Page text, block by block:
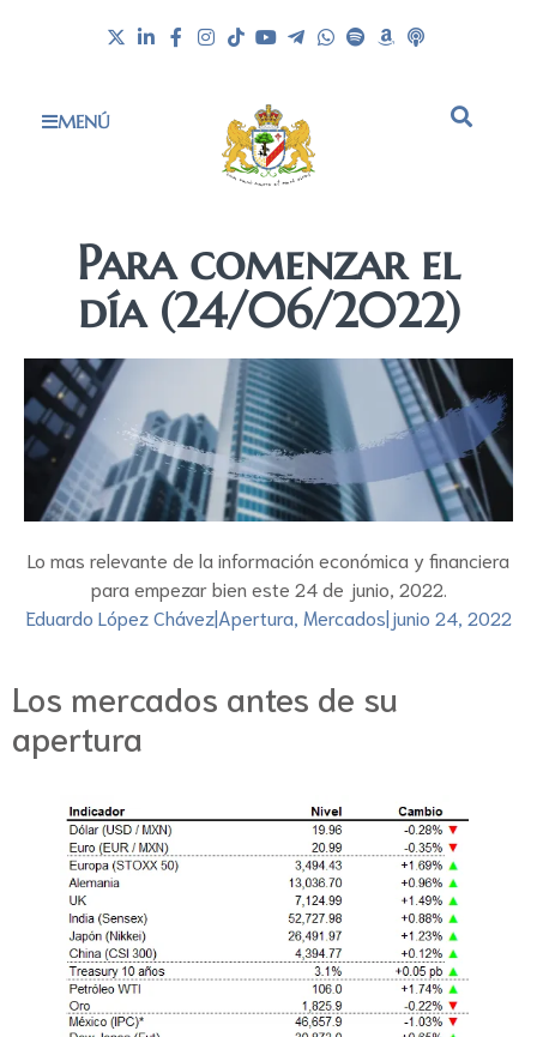
MENÚ
Para comenzar el
día (24/06/2022)
Lo mas relevante de la información económica y financiera
para empezar bien este 24 de junio, 2022.
Eduardo López Chávez|Apertura, Mercados|junio 24, 2022
Los mercados antes de su
apertura